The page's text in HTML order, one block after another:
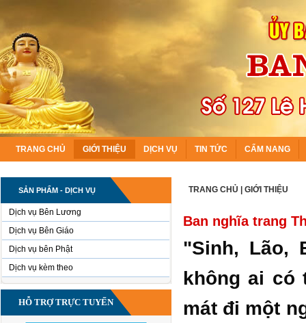
TRANG CHỦ GIỚI THIỆU DỊCH VỤ TIN TỨC CẨM NANG
SẢN PHẨM - DỊCH VỤ
Dịch vụ Bên Lương
Dịch vụ Bên Giáo
Dịch vụ bên Phật
Dịch vụ kèm theo
HỖ TRỢ TRỰC TUYẾN
TRANG CHỦ GIỚI THIỆU
Ban nghĩa trang
"Sinh, Lão,
không ai có
mát đi một